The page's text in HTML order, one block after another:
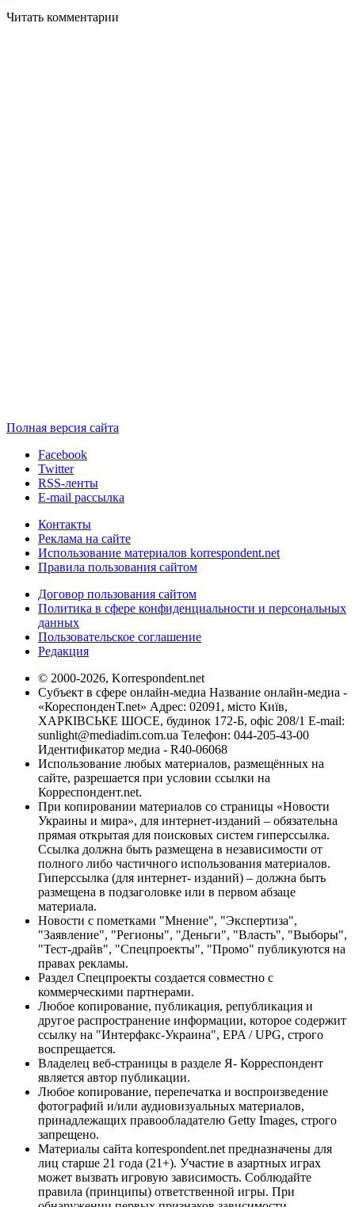
Читать комментарии
Полная версия сайта
Facebook
Twitter
RSS-ленты
E-mail рассылка
Контакты
Реклама на сайте
Использование материалов korrespondent.net
Правила пользования сайтом
Договор пользования сайтом
Политика в сфере конфиденциальности и персональных
данных
Пользовательское соглашение
Редакция
© 2000-2026, Korrespondent.net
Субъект в сфере онлайн-медиа Название онлайн-медиа -
«КореспонденТ.net» Адрес: 02091, місто Київ,
ХАРКІВСЬКЕ ШОСЕ, будинок 172-Б, офіс 208/1 E-mail:
sunlight@mediadim.com.ua Телефон: 044-205-43-00
Идентификатор медиа - R40-06068
Использование любых материалов, размещённых на
сайте, разрешается при условии ссылки на
Корреспондент.net.
При копировании материалов со страницы «Новости
Украины и мира», для интернет-изданий – обязательна
прямая открытая для поисковых систем гиперссылка.
Ссылка должна быть размещена в независимости от
полного либо частичного использования материалов.
Гиперссылка (для интернет- изданий) – должна быть
размещена в подзаголовке или в первом абзаце
материала.
Новости с пометками "Мнение", "Экспертиза",
"Заявление", "Регионы", "Деньги", "Власть", "Выборы",
"Тест-драйв", "Спецпроекты", "Промо" публикуются на
правах рекламы.
Раздел Спецпроекты создается совместно с
коммерческими партнерами.
Любое копирование, публикация, републикация и
другое распространение информации, которое содержит
ссылку на "Интерфакс-Украина", EPA / UPG, строго
воспрещается.
Владелец веб-страницы в разделе Я- Корреспондент
является автор публикации.
Любое копирование, перепечатка и воспроизведение
фотографий и/или аудиовизуальных материалов,
принадлежащих правообладателю Getty Images, строго
запрещено.
Материалы сайта korrespondent.net предназначены для
лиц старше 21 года (21+). Участие в азартных играх
может вызвать игровую зависимость. Соблюдайте
правила (принципы) ответственной игры. При